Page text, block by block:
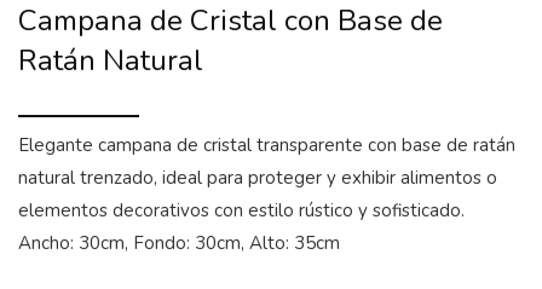
Campana de Cristal con Base de
Ratán Natural
Elegante campana de cristal transparente con base de ratán
natural trenzado, ideal para proteger y exhibir alimentos o
elementos decorativos con estilo rústico y sofisticado.
Ancho: 30cm, Fondo: 30cm, Alto: 35cm